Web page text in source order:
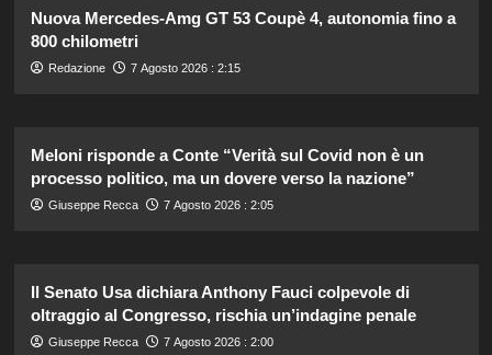
Nuova Mercedes-Amg GT 53 Coupè 4, autonomia fino a
800 chilometri
Redazione 7 Agosto 2026 : 2:15
Meloni risponde a Conte “Verità sul Covid non è un
processo politico, ma un dovere verso la nazione”
Giuseppe Recca 7 Agosto 2026 : 2:05
Il Senato Usa dichiara Anthony Fauci colpevole di
oltraggio al Congresso, rischia un’indagine penale
Giuseppe Recca 7 Agosto 2026 : 2:00